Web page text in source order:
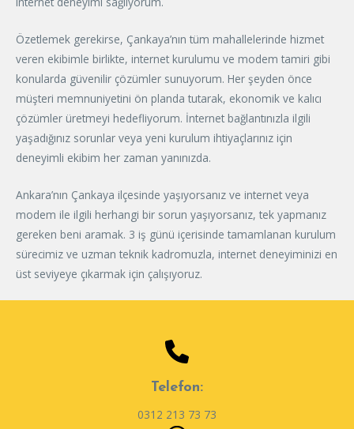
Özetlemek gerekirse, Çankaya’nın tüm mahallelerinde hizmet
veren ekibimle birlikte, internet kurulumu ve modem tamiri gibi
konularda güvenilir çözümler sunuyorum. Her şeyden önce
müşteri memnuniyetini ön planda tutarak, ekonomik ve kalıcı
çözümler üretmeyi hedefliyorum. İnternet bağlantınızla ilgili
yaşadığınız sorunlar veya yeni kurulum ihtiyaçlarınız için
deneyimli ekibim her zaman yanınızda.
Ankara’nın Çankaya ilçesinde yaşıyorsanız ve internet veya
modem ile ilgili herhangi bir sorun yaşıyorsanız, tek yapmanız
gereken beni aramak. 3 iş günü içerisinde tamamlanan kurulum
sürecimiz ve uzman teknik kadromuzla, internet deneyiminizi en
üst seviyeye çıkarmak için çalışıyoruz.
Telefon:
0312 213 73 73